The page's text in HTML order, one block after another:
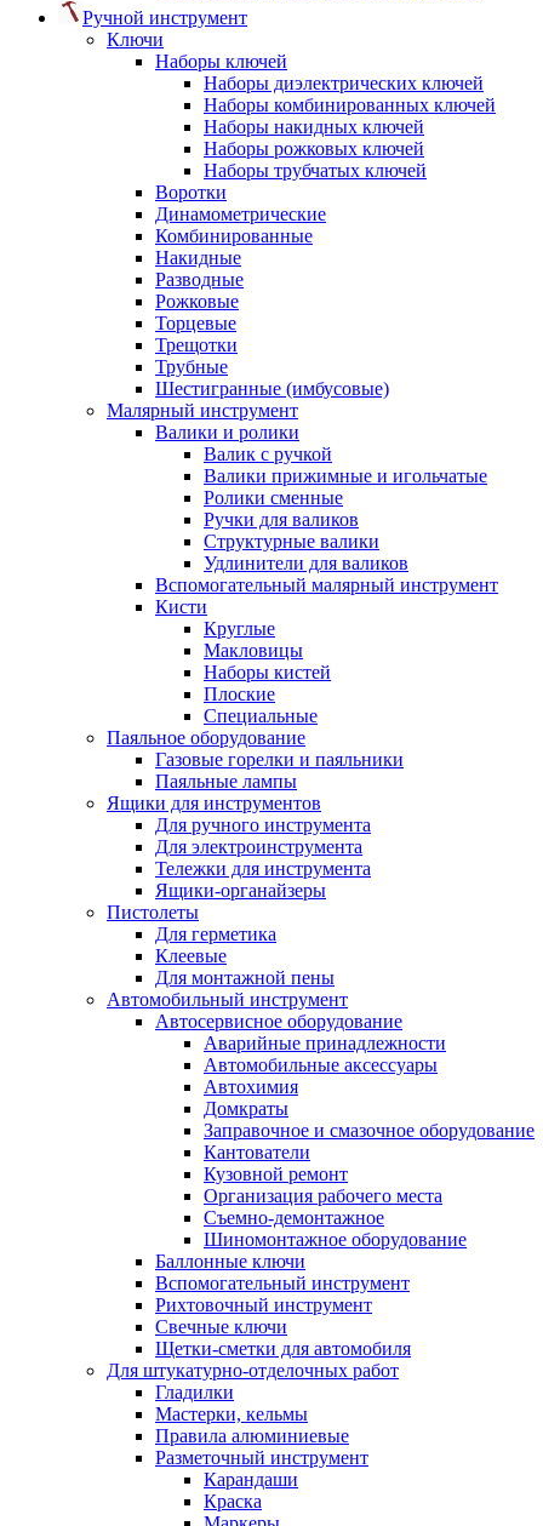
Ручной инструмент
Ключи
Наборы ключей
Наборы диэлектрических ключей
Наборы комбинированных ключей
Наборы накидных ключей
Наборы рожковых ключей
Наборы трубчатых ключей
Воротки
Динамометрические
Комбинированные
Накидные
Разводные
Рожковые
Торцевые
Трещотки
Трубные
Шестигранные (имбусовые)
Малярный инструмент
Валики и ролики
Валик с ручкой
Валики прижимные и игольчатые
Ролики сменные
Ручки для валиков
Структурные валики
Удлинители для валиков
Вспомогательный малярный инструмент
Кисти
Круглые
Макловицы
Наборы кистей
Плоские
Специальные
Паяльное оборудование
Газовые горелки и паяльники
Паяльные лампы
Ящики для инструментов
Для ручного инструмента
Для электроинструмента
Тележки для инструмента
Ящики-органайзеры
Пистолеты
Для герметика
Клеевые
Для монтажной пены
Автомобильный инструмент
Автосервисное оборудование
Аварийные принадлежности
Автомобильные аксессуары
Автохимия
Домкраты
Заправочное и смазочное оборудование
Кантователи
Кузовной ремонт
Организация рабочего места
Съемно-демонтажное
Шиномонтажное оборудование
Баллонные ключи
Вспомогательный инструмент
Рихтовочный инструмент
Свечные ключи
Щетки-сметки для автомобиля
Для штукатурно-отделочных работ
Гладилки
Мастерки, кельмы
Правила алюминиевые
Разметочный инструмент
Карандаши
Краска